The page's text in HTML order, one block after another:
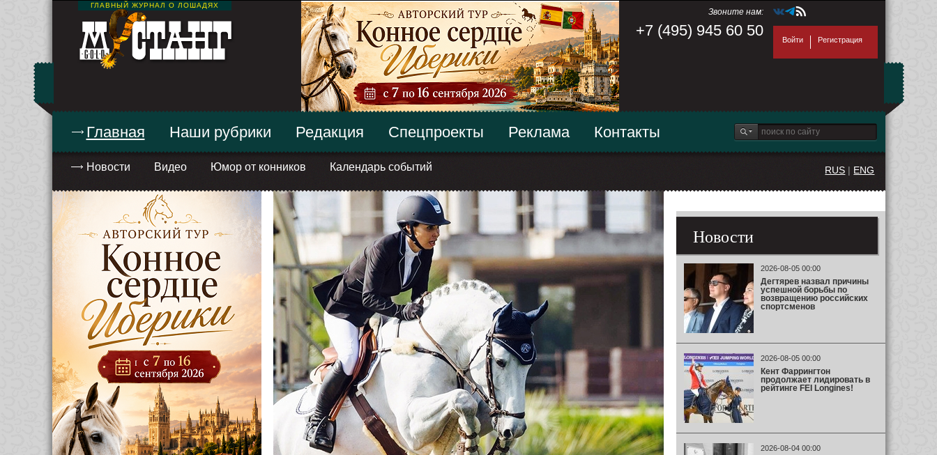
ГЛАВНЫЙ ЖУРНАЛ О ЛОШАДЯХ
Звоните нам:
+7 (495) 945 60 50
Войти Регистрация
Главная
Новости Видео Юмор от конников Календарь событий
Наши рубрики Редакция Спецпроекты Реклама Контакты
RUS | ENG
Новости
2026-08-05 00:00
Дегтярев назвал причины
успешной борьбы по
возвращению российских
спортсменов
2026-08-05 00:00
Кент Фаррингтон
продолжает лидировать в
рейтинге FEI Longines!
2026-08-04 00:00